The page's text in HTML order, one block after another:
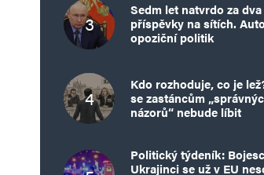
Sedm let natvrdo za dva
příspěvky na sítích.
opoziční politik
Kdo rozhoduje, co je
se zastáncům
názorů“ nebude líbit
Politický týdeník:
Ukrajinci se už v EU